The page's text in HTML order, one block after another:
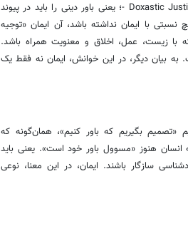
آنتومبیکومز مفهومی به کار می‌برد به نام «توجیه دکستی»- Doxastic Justification -؛ یعنی باور دینی را باید در پیوند
با ایمان نداشته باشد، آن ایمان «توجیه
با زیست، عمل، اخلاق و معنویت همراه باشد.
بیان دیگر، در این خوانش، ایمان نه فقط یک
«تصمیم بگیریم که باور کنیم»، همان‌گونه که
انسان هنوز «مسوول باور خود است». یعنی باید
سازگار باشند. ایمان، در این معنا، نوعی